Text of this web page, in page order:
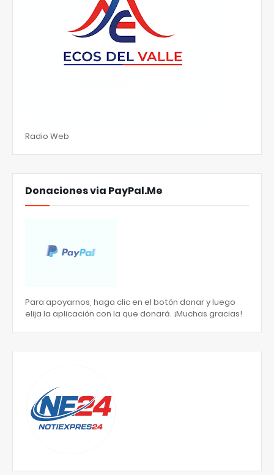
Radio Web
Donaciones via PayPal.Me
Para apoyarnos, haga clic en el botón donar y luego
elija la aplicación con la que donará. ¡Muchas gracias!